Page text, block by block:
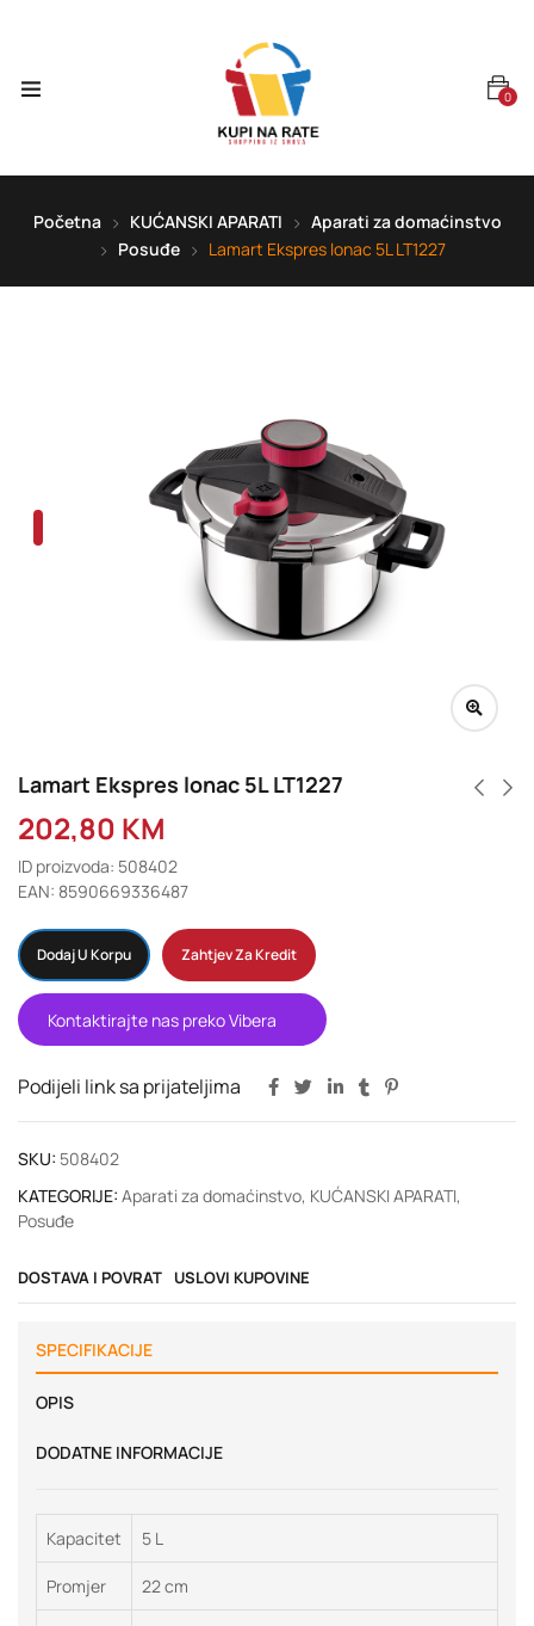
0
Početna KUĆANSKI APARATI
Aparati za domaćinstvo
Posuđe
Lamart Ekspres lonac 5L LT1227
Lamart Ekspres lonac 5L LT1227
202,80 KM
ID proizvoda: 508402
EAN: 8590669336487
Dodaj U Korpu Zahtjev Za Kredit
Kontaktirajte nas preko Vibera
Podijeli link sa prijateljima
SKU: 508402
KATEGORIJE: Aparati za domaćinstvo, KUĆANSKI APARATI,
Posuđe
DOSTAVA I POVRAT USLOVI KUPOVINE
SPECIFIKACIJE
OPIS
DODATNE INFORMACIJE
Kapacitet 5 L
Promjer 22 cm